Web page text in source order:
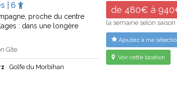
| 6
proche du centre
: dans une longère
Gîte
Golfe du Morbihan
de 480€ à
la semaine selon saison
Ajoutez à ma
Voir cette location